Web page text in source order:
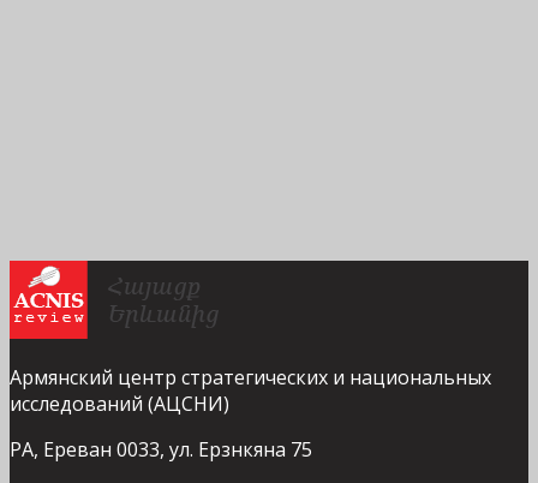
Армянский центр стратегических и национальных
исследований (АЦСНИ)
РА, Ереван 0033, ул. Ерзнкяна 75